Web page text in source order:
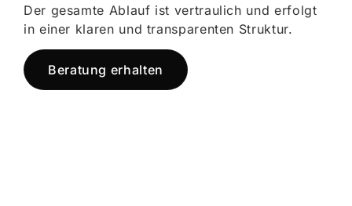
Der gesamte Ablauf ist vertraulich und erfolgt
in einer klaren und transparenten Struktur.
Beratung erhalten